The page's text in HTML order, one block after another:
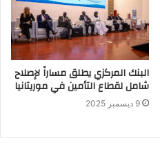
البنك المركزي يطلق مساراً لإصلاح
شامل لقطاع التأمين في موريتانيا
9 ديسمبر 2025